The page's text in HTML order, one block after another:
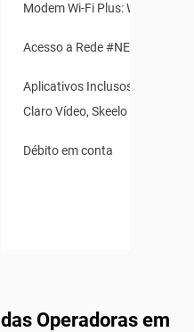
Modem Wi-Fi Plus: Wi-Fi fora
Acesso a Rede #NET-CLARO-
Aplicativos Inclusos: Claro
Claro Vídeo, Skeelo Audiobook
Débito em conta
Operadoras em